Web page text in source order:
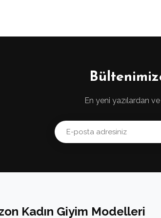
En yeni yazılardan
Kadın Giyim Modelleri